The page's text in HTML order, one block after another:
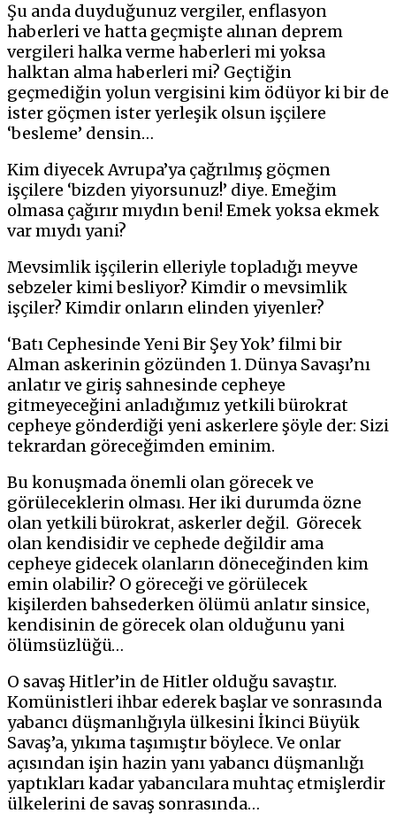
Şu anda duyduğunuz vergiler, enflasyon
haberleri ve hatta geçmişte alınan deprem
vergileri halka verme haberleri mi yoksa
halktan alma haberleri mi? Geçtiğin
geçmediğin yolun vergisini kim ödüyor ki bir de
ister göçmen ister yerleşik olsun işçilere
‘besleme’ densin…
Kim diyecek Avrupa’ya çağrılmış göçmen
işçilere ‘bizden yiyorsunuz!’ diye. Emeğim
olmasa çağırır mıydın beni! Emek yoksa ekmek
var mıydı yani?
Mevsimlik işçilerin elleriyle topladığı meyve
sebzeler kimi besliyor? Kimdir o mevsimlik
işçiler? Kimdir onların elinden yiyenler?
‘Batı Cephesinde Yeni Bir Şey Yok’ filmi bir
Alman askerinin gözünden 1. Dünya Savaşı’nı
anlatır ve giriş sahnesinde cepheye
gitmeyeceğini anladığımız yetkili bürokrat
cepheye gönderdiği yeni askerlere şöyle der: Sizi
tekrardan göreceğimden eminim.
Bu konuşmada önemli olan görecek ve
görüleceklerin olması. Her iki durumda özne
olan yetkili bürokrat, askerler değil. Görecek
olan kendisidir ve cephede değildir ama
cepheye gidecek olanların döneceğinden kim
emin olabilir? O göreceği ve görülecek
kişilerden bahsederken ölümü anlatır sinsice,
kendisinin de görecek olan olduğunu yani
ölümsüzlüğü…
O savaş Hitler’in de Hitler olduğu savaştır.
Komünistleri ihbar ederek başlar ve sonrasında
yabancı düşmanlığıyla ülkesini İkinci Büyük
Savaş’a, yıkıma taşımıştır böylece. Ve onlar
açısından işin hazin yanı yabancı düşmanlığı
yaptıkları kadar yabancılara muhtaç etmişlerdir
ülkelerini de savaş sonrasında…